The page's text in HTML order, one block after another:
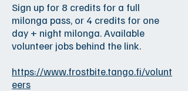
Sign up for 8 credits for a full
milonga pass, or 4 credits for one
day + night milonga. Available
volunteer jobs behind the link.
https://www.frostbite.tango.fi/volunt
eers